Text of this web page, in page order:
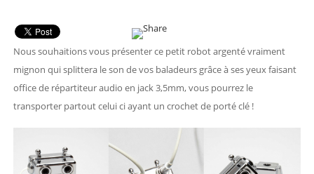
Nous souhaitions vous présenter ce petit robot argenté vraiment
mignon qui splittera le son de vos baladeurs grâce à ses yeux faisant
office de répartiteur audio en jack 3,5mm, vous pourrez le
transporter partout celui ci ayant un crochet de porté clé !